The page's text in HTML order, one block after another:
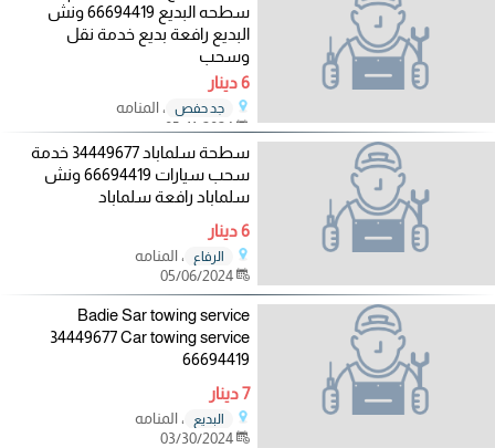
سطحه البديع 66694419 ونش
البديع رافعة بديع خدمة نقل
وسحب
6 دينار
جد حفص
، المنامه
سطحة سلماباد 34449677 خدمة
سحب سيارات 66694419 ونش
سلماباد رافعة سلماباد
6 دينار
الرفاع
، المنامه
05/06/2024
Badie Sar towing service
34449677 Car towing service
66694419
7 دينار
البديع
، المنامه
03/30/2024